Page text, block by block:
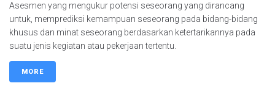
Asesmen yang mengukur potensi seseorang yang dirancang
untuk, memprediksi kemampuan seseorang pada bidang-bidang
khusus dan minat seseorang berdasarkan ketertarikannya pada
suatu jenis kegiatan atau pekerjaan tertentu.
MORE